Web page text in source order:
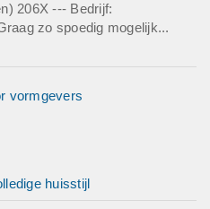
206X --- Bedrijf:
zo spoedig mogelijk...
vormgevers
huisstijl